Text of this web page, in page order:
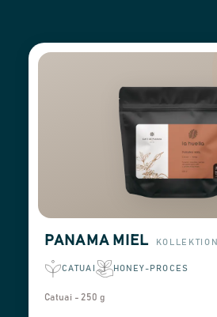
PANAMA MIEL KOLLEKTION
CATUAI HONEY-PROCES
Catuai - 250 g